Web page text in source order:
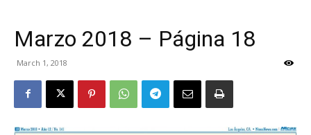
Marzo 2018 – Página 18
March 1, 2018